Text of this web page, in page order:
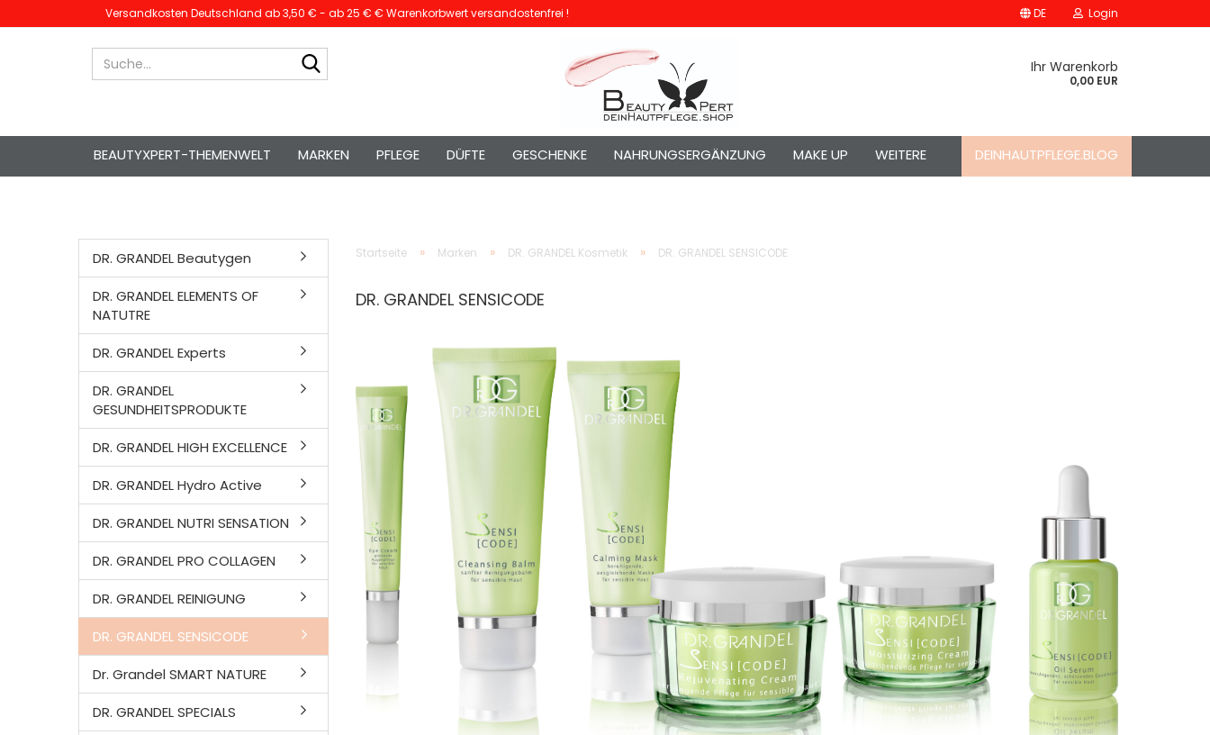
Versandkosten Deutschland ab 3,50 € - ab 25 € € Warenkorbwert versandostenfrei ! DE Login
Ihr Warenkorb
0,00 EUR
BEAUTYXPERT-THEMENWELT MARKEN PFLEGE DÜFTE GESCHENKE NAHRUNGSERGÄNZUNG MAKE UP DEINHAUTPFLEGE.BLOG
WEITERE
Startseite » Marken » DR. GRANDEL Kosmetik » DR. GRANDEL SENSICODE
DR. GRANDEL SENSICODE
DR. GRANDEL Beautygen
DR. GRANDEL ELEMENTS OF
NATUTRE
DR. GRANDEL Experts
DR. GRANDEL
GESUNDHEITSPRODUKTE
DR. GRANDEL HIGH EXCELLENCE
DR. GRANDEL Hydro Active
DR. GRANDEL NUTRI SENSATION
DR. GRANDEL PRO COLLAGEN
DR. GRANDEL REINIGUNG
DR. GRANDEL SENSICODE
Dr. Grandel SMART NATURE
DR. GRANDEL SPECIALS